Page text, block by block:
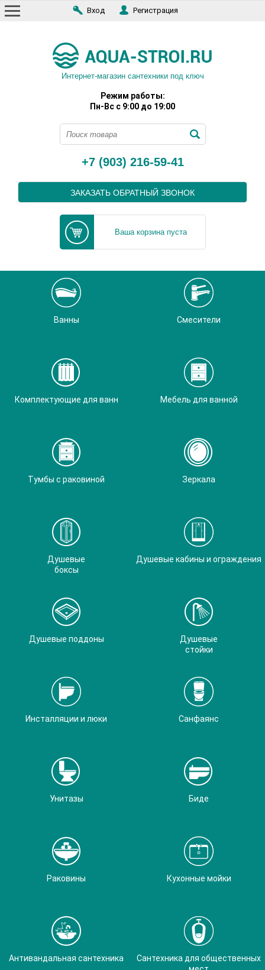
Вход Регистрация
Интернет-магазин сантехники под ключ
Режим работы:
Пн-Вс с 9:00 до 19:00
+7 (903) 216-59-41
ЗАКАЗАТЬ ОБРАТНЫЙ ЗВОНОК
Ваша корзина пуста
Ванны Смесители
Комплектующие для ванн Мебель для ванной
Тумбы с раковиной Зеркала
Душевые
боксы
Душевые кабины и ограждения
Душевые поддоны
Душевые
стойки
Инсталляции и люки Санфаянс
Унитазы Биде
Раковины Кухонные мойки
Антивандальная сантехника
Сантехника для общественных